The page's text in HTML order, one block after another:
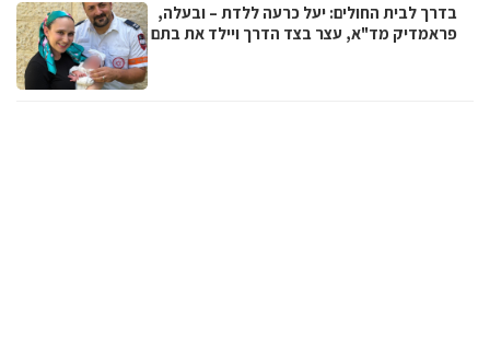
בדרך לבית החולים: יעל כרעה ללדת – ובעלה,
פראמדיק מד"א, עצר בצד הדרך ויילד את בתם